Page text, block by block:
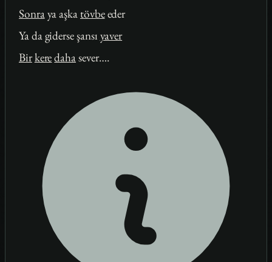
Sonraya aşka tövbeeder
Ya da giderse şansı yaver
Birkeredahasever….